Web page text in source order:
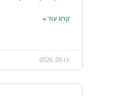
קרא עוד »
ינו 05, 2026